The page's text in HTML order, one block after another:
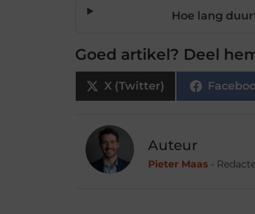
Hoe lang
Goed artikel? Deel
X (Twitter)
Auteur
Pieter Maas -